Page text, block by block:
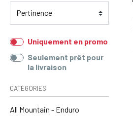
Uniquement en promo
Seulement prêt pour
la livraison
CATÉGORIES
All Mountain - Enduro